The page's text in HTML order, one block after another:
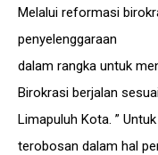
Melalui reformasi
penyelenggaraan
dalam rangka untuk
Birokrasi berjalan
Limapuluh Kota. ”
terobosan dalam hal